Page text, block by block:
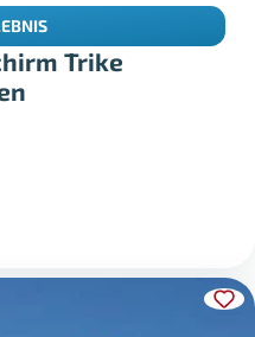
Trike